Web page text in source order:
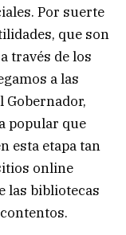
Por suerte
que son
través de los
a las
Gobernador,
popular que
esta etapa tan
online
las bibliotecas